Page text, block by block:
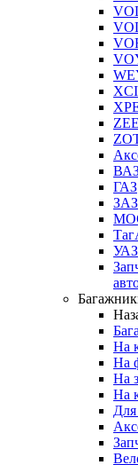
ГАЗ
ЗАЗ
УАЗ
На
На
На
На